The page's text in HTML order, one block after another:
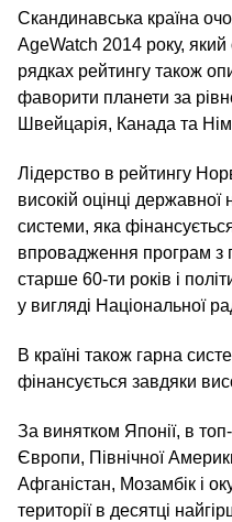
Скандинавська країна
AgeWatch 2014 року, який
рядках рейтингу також
фаворити планети за
Швейцарія, Канада та
Лідерство в рейтингу
високій оцінці державної
системи, яка
впровадження програм
старше 60-ти років і
у вигляді Національної
В країні також гарна
фінансується завдяки
За винятком Японії, в
Європи, Північної
Афганістан, Мозамбік і
території в десятці